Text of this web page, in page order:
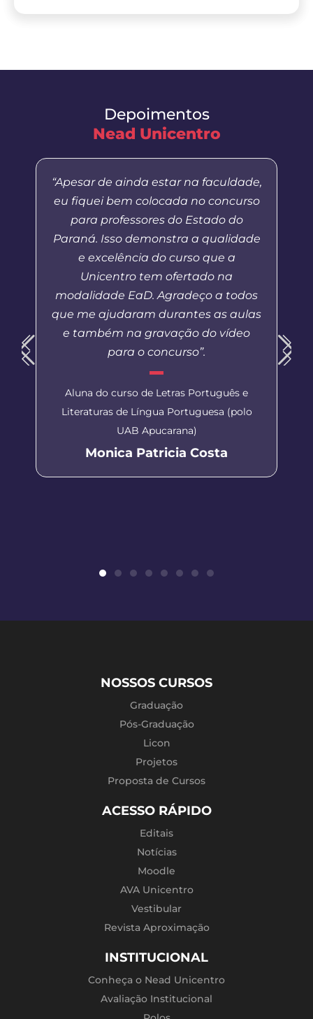
Depoimentos
Nead Unicentro
“Apesar de ainda estar na faculdade,
eu fiquei bem colocada no concurso
para professores do Estado do
Paraná. Isso demonstra a qualidade
e excelência do curso que a
Unicentro tem ofertado na
modalidade EaD. Agradeço a todos
que me ajudaram durantes as aulas
e também na gravação do vídeo
para o concurso”.
Aluna do curso de Letras Português e
Literaturas de Língua Portuguesa (polo
UAB Apucarana)
Monica Patricia Costa
NOSSOS CURSOS
Graduação
Pós-Graduação
Licon
Projetos
Proposta de Cursos
ACESSO RÁPIDO
Editais
Notícias
Moodle
AVA Unicentro
Vestibular
Revista Aproximação
INSTITUCIONAL
Conheça o Nead Unicentro
Avaliação Institucional